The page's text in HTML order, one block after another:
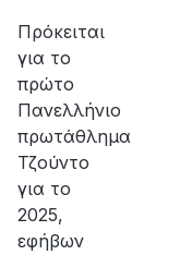
Πρόκειται
για το
πρώτο
Πανελλήνιο
πρωτάθλημα
Τζούντο
για το
2025,
εφήβων